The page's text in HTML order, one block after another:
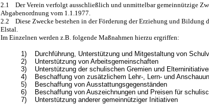
2.1 Der Verein verfolgt ausschließlich und unmittelbar gemeinnützige
Abgabenordnung vom 1.1.1977.
2.2 Diese Zwecke bestehen in der Förderung der Erziehung und Bildung
Elstal.
Im Einzelnen werden z.B. folgende Maßnahmen hierzu ergriffen:
1) Durchführung, Unterstützung und Mitgestaltung von
2) Unterstützung von Arbeitsgemeinschaften
3) Unterstützung der schulischen Gremien und
4) Beschaffung von zusätzlichem Lehr-, Lern- und
5) Beschaffung von Ausstattungsgegenständen
6) Beschaffung von Auszeichnungen und Preisen für
7) Unterstützung anderer gemeinnütziger Initiativen